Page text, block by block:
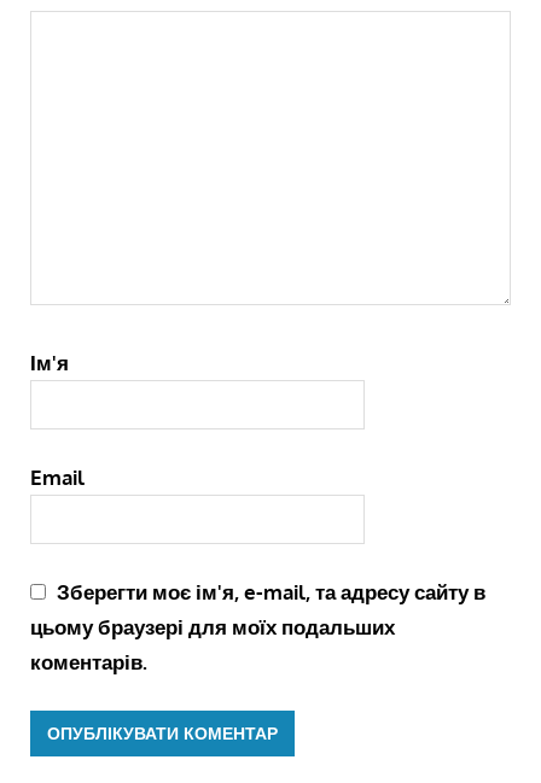
Ім'я
Email
Зберегти моє ім'я, e-mail, та адресу сайту в
цьому браузері для моїх подальших
коментарів.